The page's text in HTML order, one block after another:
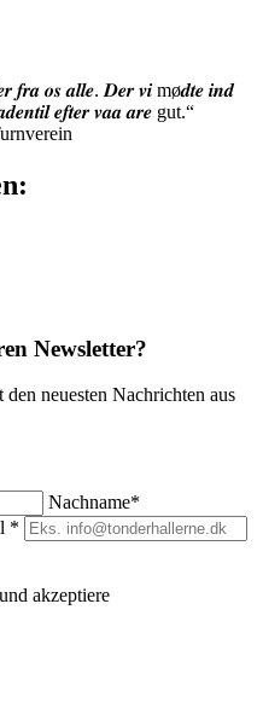
𝒇𝒓𝒂 𝒐𝒔 𝒂𝒍𝒍𝒆. 𝑫𝒆𝒓 𝒗𝒊 mø𝒅𝒕𝒆 𝒊𝒏𝒅
𝒆𝒇𝒕𝒆𝒓 𝒗𝒂𝒂 𝒂𝒓𝒆 gut.“
Newsletter?
neuesten Nachrichten aus
Nachname*
*
akzeptiere